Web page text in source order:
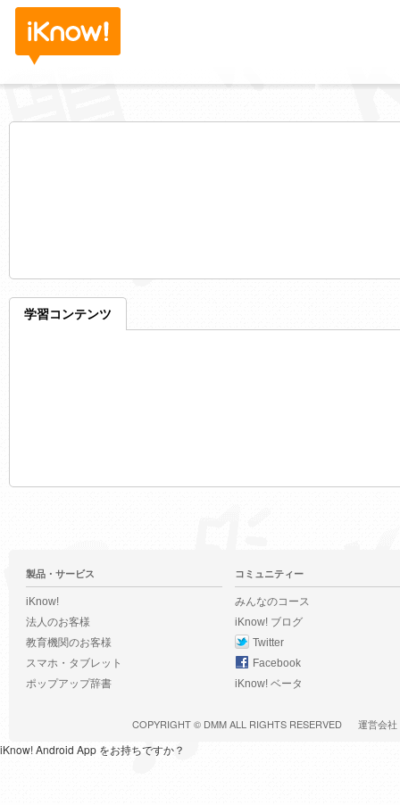
学習コンテンツ
製品・サービス
iKnow!
法人のお客様
教育機関のお客様
スマホ・タブレット
ポップアップ辞書
コミュニティー
みんなのコース
iKnow! ブログ
Twitter
Facebook
iKnow! ベータ
COPYRIGHT © DMMALL RIGHTS RESERVED 運営会社
iKnow! Android App をお持ちですか？